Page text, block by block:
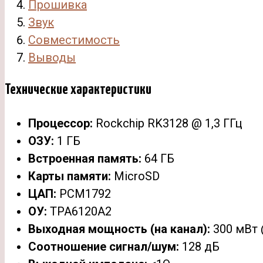
Прошивка
Звук
Совместимость
Выводы
Технические характеристики
Процессор: Rockchip RK3128 @ 1,3 ГГц
ОЗУ: 1 ГБ
Встроенная память: 64 ГБ
Карты памяти: MicroSD
ЦАП: PCM1792
ОУ: TPA6120A2
Выходная мощность (на канал): 300 мВт
Соотношение сигнал/шум: 128 дБ